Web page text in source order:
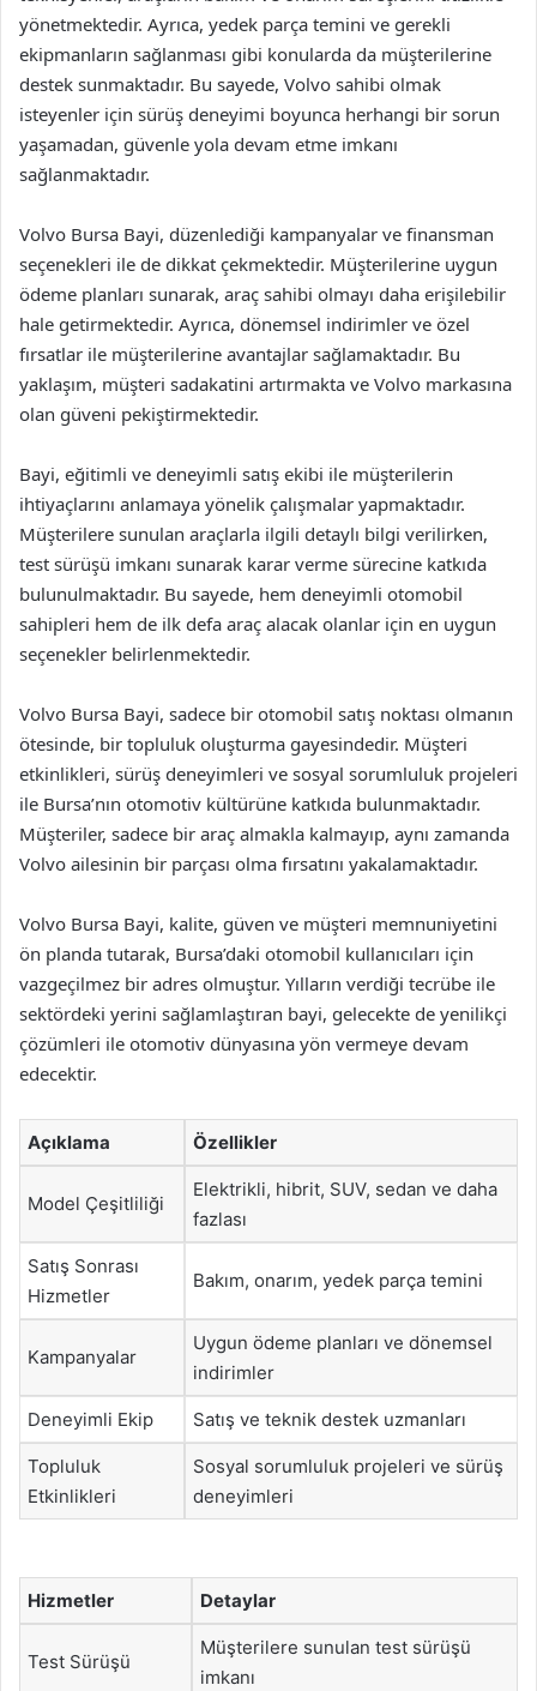
yönetmektedir. Ayrıca, yedek parça temini ve gerekli
ekipmanların sağlanması gibi konularda da müşterilerine
destek sunmaktadır. Bu sayede, Volvo sahibi olmak
isteyenler için sürüş deneyimi boyunca herhangi bir sorun
yaşamadan, güvenle yola devam etme imkanı
sağlanmaktadır.
Volvo Bursa Bayi, düzenlediği kampanyalar ve finansman
seçenekleri ile de dikkat çekmektedir. Müşterilerine uygun
ödeme planları sunarak, araç sahibi olmayı daha erişilebilir
hale getirmektedir. Ayrıca, dönemsel indirimler ve özel
fırsatlar ile müşterilerine avantajlar sağlamaktadır. Bu
yaklaşım, müşteri sadakatini artırmakta ve Volvo markasına
olan güveni pekiştirmektedir.
Bayi, eğitimli ve deneyimli satış ekibi ile müşterilerin
ihtiyaçlarını anlamaya yönelik çalışmalar yapmaktadır.
Müşterilere sunulan araçlarla ilgili detaylı bilgi verilirken,
test sürüşü imkanı sunarak karar verme sürecine katkıda
bulunulmaktadır. Bu sayede, hem deneyimli otomobil
sahipleri hem de ilk defa araç alacak olanlar için en uygun
seçenekler belirlenmektedir.
Volvo Bursa Bayi, sadece bir otomobil satış noktası olmanın
ötesinde, bir topluluk oluşturma gayesindedir. Müşteri
etkinlikleri, sürüş deneyimleri ve sosyal sorumluluk projeleri
ile Bursa’nın otomotiv kültürüne katkıda bulunmaktadır.
Müşteriler, sadece bir araç almakla kalmayıp, aynı zamanda
Volvo ailesinin bir parçası olma fırsatını yakalamaktadır.
Volvo Bursa Bayi, kalite, güven ve müşteri memnuniyetini
ön planda tutarak, Bursa’daki otomobil kullanıcıları için
vazgeçilmez bir adres olmuştur. Yılların verdiği tecrübe ile
sektördeki yerini sağlamlaştıran bayi, gelecekte de yenilikçi
çözümleri ile otomotiv dünyasına yön vermeye devam
edecektir.
Açıklama Özellikler
Model Çeşitliliği
Elektrikli, hibrit, SUV, sedan ve daha
fazlası
Satış Sonrası
Hizmetler
Bakım, onarım, yedek parça temini
Kampanyalar
Uygun ödeme planları ve dönemsel
indirimler
Deneyimli Ekip Satış ve teknik destek uzmanları
Topluluk
Etkinlikleri
Sosyal sorumluluk projeleri ve sürüş
deneyimleri
Hizmetler Detaylar
Test Sürüşü
Müşterilere sunulan test sürüşü
imkanı